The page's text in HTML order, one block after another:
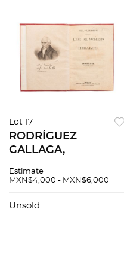
Lot 17
RODRÍGUEZ
GALLAGA,
DEL EXPEDIENTE
DE NACIMIENTO
Estimate
MXN$4,000 - MXN$6,000
Unsold